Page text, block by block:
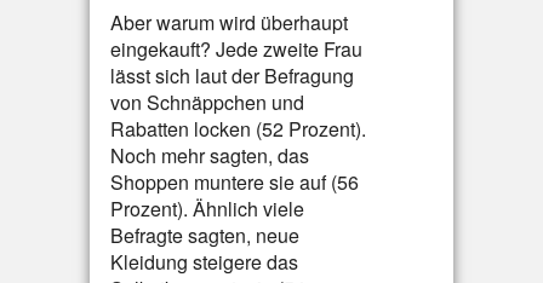
Aber warum wird überhaupt
eingekauft? Jede zweite Frau
lässt sich laut der Befragung
von Schnäppchen und
Rabatten locken (52 Prozent).
Noch mehr sagten, das
Shoppen muntere sie auf (56
Prozent). Ähnlich viele
Befragte sagten, neue
Kleidung steigere das